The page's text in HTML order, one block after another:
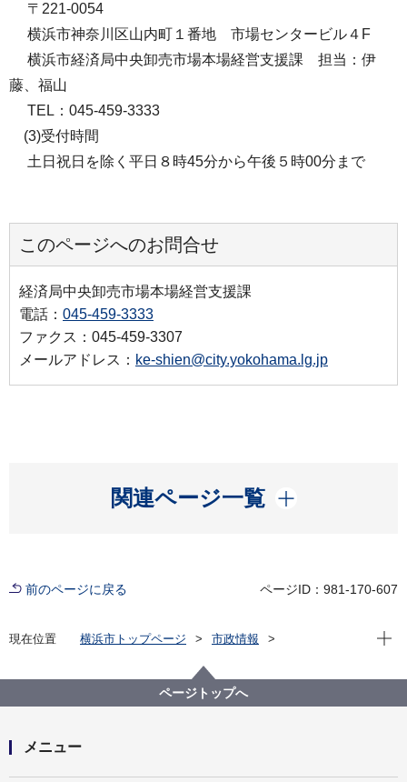
〒221-0054
横浜市神奈川区山内町１番地 市場センタービル４F
横浜市経済局中央卸売市場本場経営支援課 担当：伊
藤、福山
TEL：045-459-3333
(3)受付時間
土日祝日を除く平日８時45分から午後５時00分まで
このページへのお問合せ
経済局中央卸売市場本場経営支援課
電話： 045-459-3333
ファクス：045-459-3307
メールアドレス： ke-shien@city.yokohama.lg.jp
関連ページ一覧
開く
前のページに戻る ページID：981-170-607
現在位置 横浜市トップページ
市政情報
会計年度任用職員採用募集
【申込は終了しました】【経済局】会計年度任用職員
（横浜市中央卸売市場本場 せり立会業務・月額職）
現在
ページトップへ
メニュー